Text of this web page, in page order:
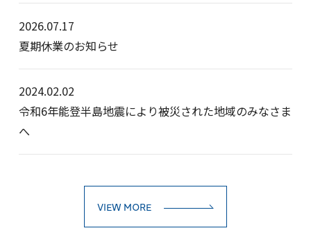
2026.07.17
夏期休業のお知らせ
2024.02.02
令和6年能登半島地震により被災された地域のみなさま
へ
VIEW MORE